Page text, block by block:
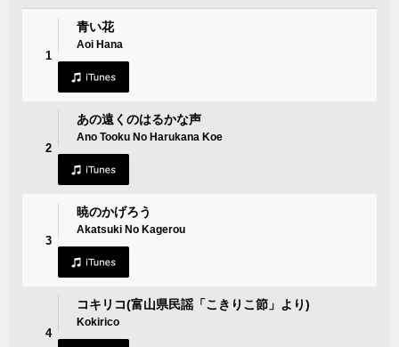
1
青い花
Aoi Hana
2
あの遠くのはるかな声
Ano Tooku No Harukana Koe
3
暁のかげろう
Akatsuki No Kagerou
4
コキリコ(富山県民謡「こきりこ節」より)
Kokirico